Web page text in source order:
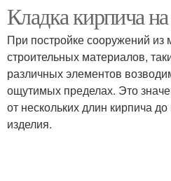
Кладка кирпича
При постройке сооружений из
строительных материалов,
различных элементов
ощутимых пределах. Это
от нескольких длин кирпича
изделия.